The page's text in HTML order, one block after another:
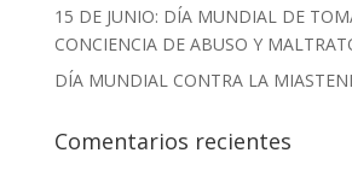
15 DE JUNIO: DÍA MUNDIAL DE
CONCIENCIA DE ABUSO Y
DÍA MUNDIAL CONTRA LA
Comentarios recientes